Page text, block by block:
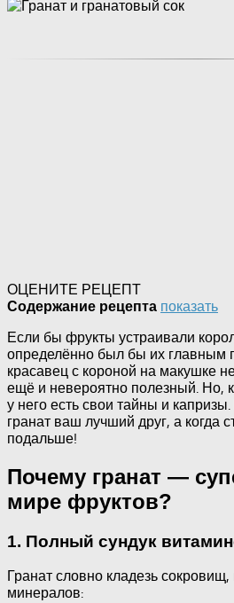
ОЦЕНИТЕ РЕЦЕПТ
Содержание рецепта показать
Если бы фрукты устраивали
определённо был бы их главным
красавец с короной на макушке
ещё и невероятно полезный. Но,
у него есть свои тайны и
гранат ваш лучший друг, а когда
подальше!
Почему гранат —
мире фруктов?
1. Полный сундук
Гранат словно кладезь
минералов: